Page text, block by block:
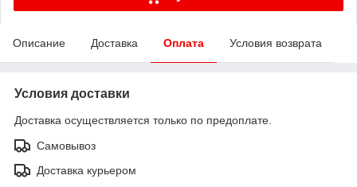
Описание Доставка Оплата Условия возврата
Условия доставки
Доставка осуществляется только по предоплате.
Самовывоз
Доставка курьером